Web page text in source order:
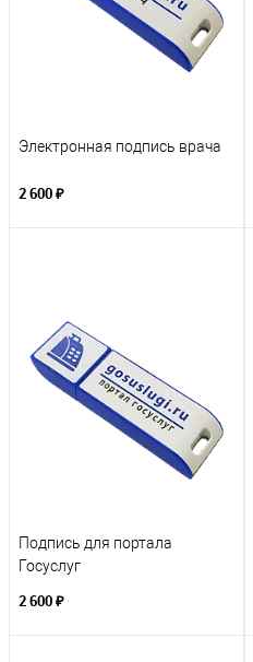
Электронная подпись врача
2 600 ₽
Подпись для портала
Госуслуг
2 600 ₽